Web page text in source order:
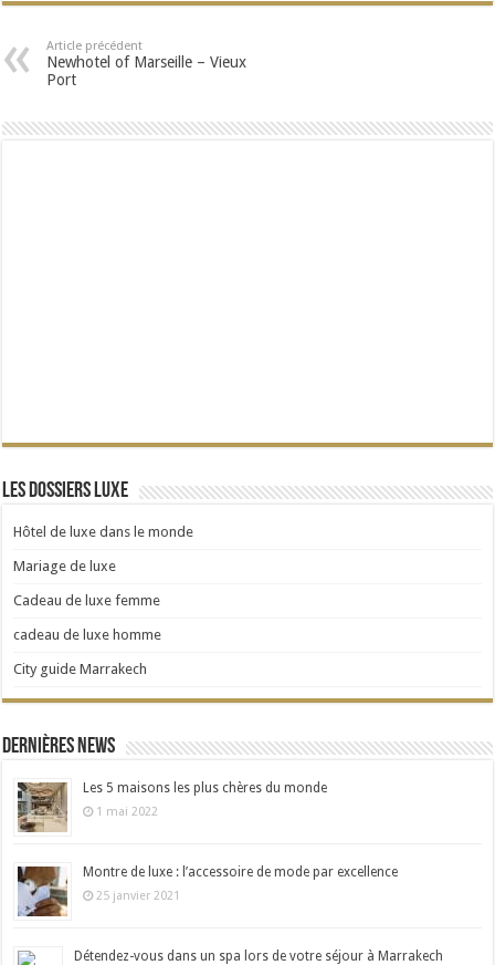
Article précédent
Newhotel of Marseille – Vieux
Port
Les dossiers Luxe
Hôtel de luxe dans le monde
Mariage de luxe
Cadeau de luxe femme
cadeau de luxe homme
City guide Marrakech
Dernières news
Les 5 maisons les plus chères du monde
1 mai 2022
Montre de luxe : l’accessoire de mode par excellence
25 janvier 2021
Détendez-vous dans un spa lors de votre séjour à Marrakech